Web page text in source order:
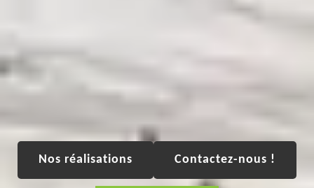
Nos réalisations Contactez-nous !